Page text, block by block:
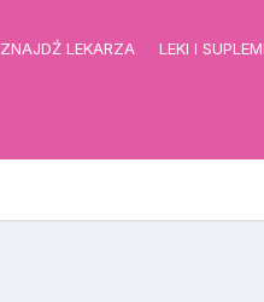
ZNAJDŹ LEKARZA LEKI I